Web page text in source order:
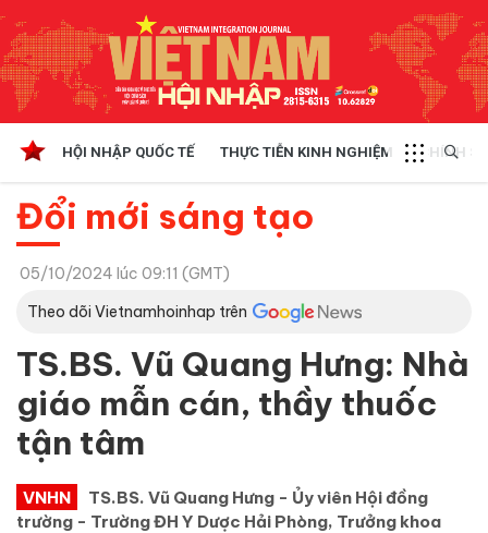
HỘI NHẬP QUỐC TẾ THỰC TIỄN KINH NGHIỆM CHÍNH
Đổi mới sáng tạo
05/10/2024 lúc 09:11 (GMT)
Theo dõi Vietnamhoinhap trên
TS.BS. Vũ Quang Hưng: Nhà
giáo mẫn cán, thầy thuốc
tận tâm
VNHN
TS.BS. Vũ Quang Hưng - Ủy viên Hội đồng
trường - Trường ĐH Y Dược Hải Phòng, Trưởng khoa